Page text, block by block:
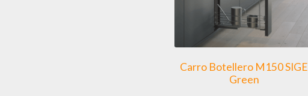
Carro Botellero M150 SIGE
Green